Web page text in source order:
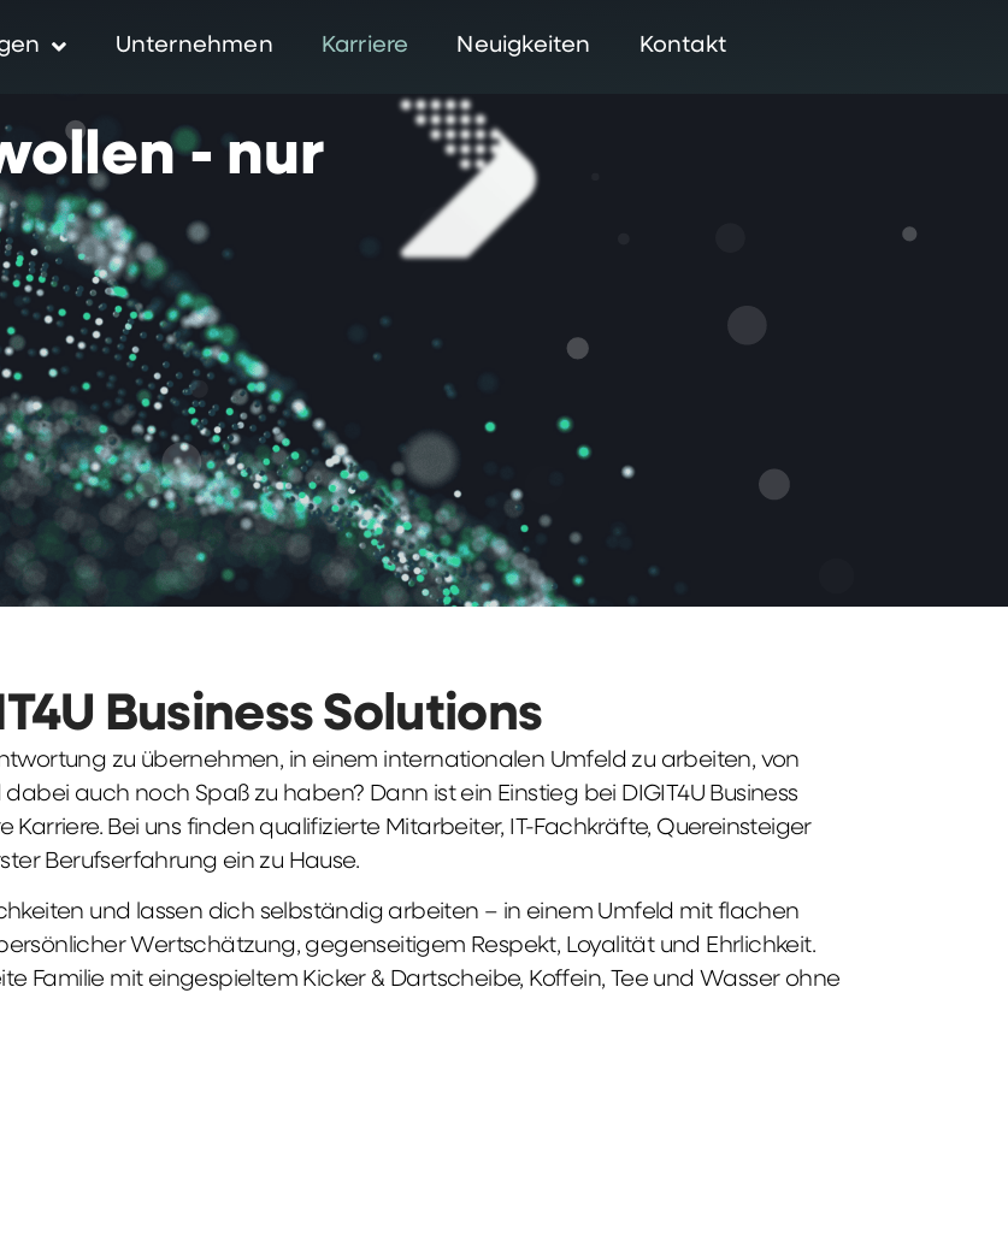
Unternehmen Karriere Neuigkeiten Kontakt
- nur
Business Solutions
zu übernehmen, in einem internationalen Umfeld zu arbeiten, von
auch noch Spaß zu haben? Dann ist ein Einstieg bei DIGIT4U Business
Bei uns finden qualifizierte Mitarbeiter, IT-Fachkräfte, Quereinsteiger
Berufserfahrung ein zu Hause.
und lassen dich selbständig arbeiten – in einem Umfeld mit flachen
Wertschätzung, gegenseitigem Respekt, Loyalität und Ehrlichkeit.
Familie mit eingespieltem Kicker & Dartscheibe, Koffein, Tee und Wasser ohne